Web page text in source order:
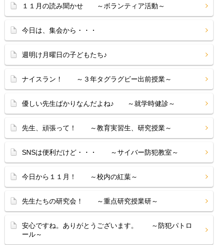
１１月の読み聞かせ ～ボランティア活動～
今日は、集会から・・・
週明け月曜日の子どもたち♪
ナイスラン！ ～３年タグラグビー出前授業～
優しい先生ばかりなんだよね♪ ～就学時健診～
先生、頑張って！ ～教育実習生、研究授業～
SNSは便利だけど・・・ ～サイバー防犯教室～
今日から１１月！ ～校内の紅葉～
先生たちの研究会！ ～重点研究授業研～
安心ですね。ありがとうございます。 ～防犯パトロ
ール～